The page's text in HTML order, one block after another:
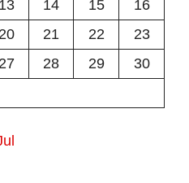
13 14 15
16
20 21 22
23
27 28 29
30